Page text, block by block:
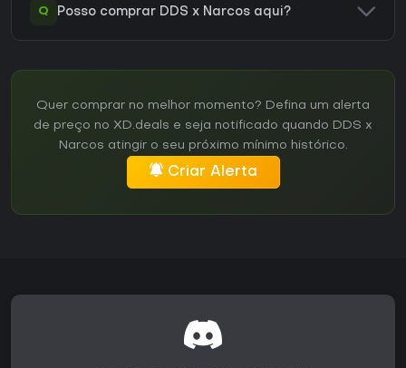
Q Posso comprar DDS x Narcos aqui?
Quer comprar no melhor momento? Defina um alerta
de preço no XD.deals e seja notificado quando DDS x
Narcos atingir o seu próximo mínimo histórico.
Criar Alerta